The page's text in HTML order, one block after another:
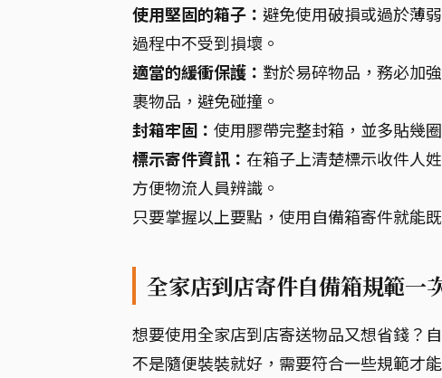
使用堅固的箱子： 避免使用破損或過於薄
過程中不受到損壞。
適當的緩衝保護： 對於易碎物品，務必加
裹物品，避免碰撞。
封箱牢固： 使用膠帶完整封箱，並多貼幾
標示寄件資訊： 在箱子上清楚標示收件人
方便物流人員辨識。
只要掌握以上要點，使用自備箱寄件就能
全家店到店寄件自備箱規範一
想要使用全家店到店寄送物品又想省錢？
不是隨便裝裝就好，需要符合一些規範才